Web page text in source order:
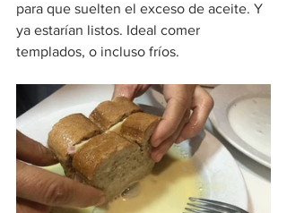
para que suelten el exceso de aceite. Y
ya estarían listos. Ideal comer
templados, o incluso fríos.